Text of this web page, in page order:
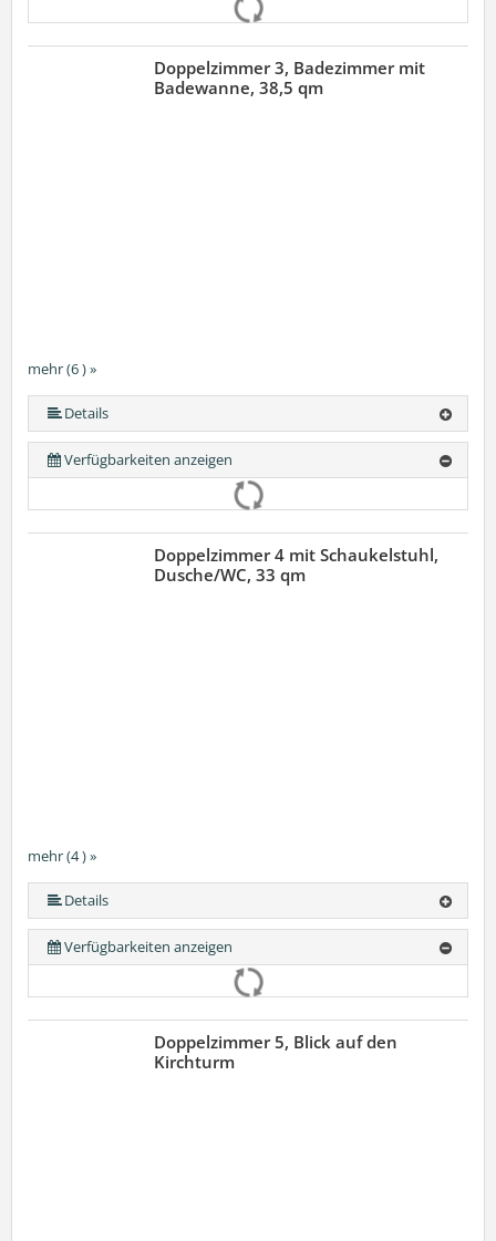
mehr (6 ) »
mehr (6 ) »
mehr (6 ) »
Doppelzimmer 3, Badezimmer mit
Badewanne, 38,5 qm
Details
Verfügbarkeiten anzeigen
mehr (4 ) »
Doppelzimmer 4 mit Schaukelstuhl,
Dusche/WC, 33 qm
Details
Verfügbarkeiten anzeigen
Doppelzimmer 5, Blick auf den
Kirchturm